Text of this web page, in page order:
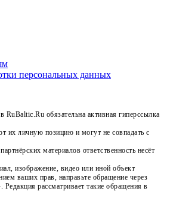
персональных данных
RuBaltic.Ru обязательна активная гиперссылка
их личную позицию и могут не совпадать с
материалов ответственность несёт
изображение, видео или иной объект
ваших прав, направьте обращение через
Редакция рассматривает такие обращения в